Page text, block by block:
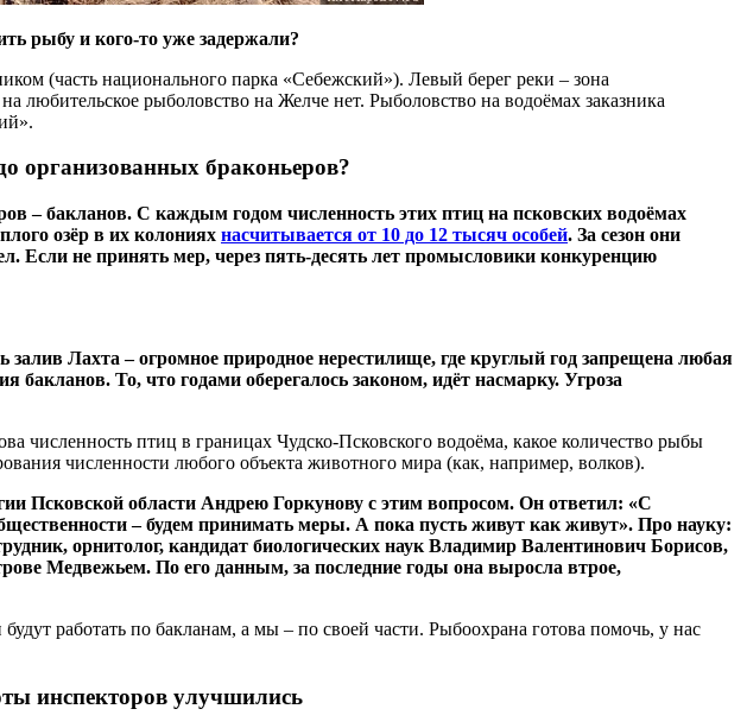
рыбу и кого-то уже задержали?
(часть национального парка «Себежский»). Левый берег реки – зона
любительское рыболовство на Желче нет. Рыболовство на водоёмах заказника
организованных браконьеров?
– бакланов. С каждым годом численность этих птиц на псковских водоёмах
озёр в их колониях насчитывается от 10 до 12 тысяч особей. За сезон они
Если не принять мер, через пять-десять лет промысловики конкуренцию
Лахта – огромное природное нерестилище, где круглый год запрещена любая
То, что годами оберегалось законом, идёт насмарку. Угроза
численность птиц в границах Чудско-Псковского водоёма, какое количество рыбы
численности любого объекта животного мира (как, например, волков).
Псковской области Андрею Горкунову с этим вопросом. Он ответил: «С
– будем принимать меры. А пока пусть живут как живут». Про науку:
орнитолог, кандидат биологических наук Владимир Валентинович Борисов,
Медвежьем. По его данным, за последние годы она выросла втрое,
работать по бакланам, а мы – по своей части. Рыбоохрана готова помочь, у нас
инспекторов улучшились